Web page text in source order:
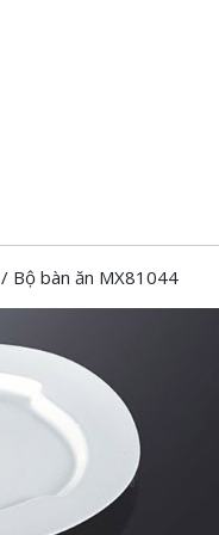
/ Bộ bàn ăn MX81044